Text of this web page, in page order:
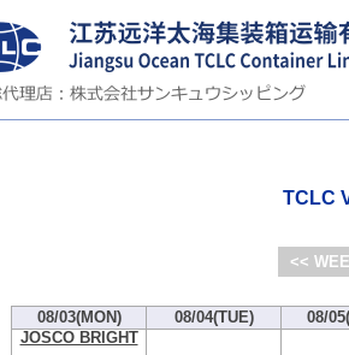
TCLC
<<
08/03(MON) 08/04(TUE)
08/
JOSCO BRIGHT